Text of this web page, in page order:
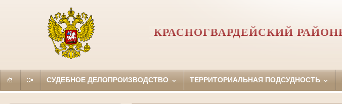
КРАСНОГВАРДЕЙСКИЙ
СУДЕБНОЕ ДЕЛОПРОИЗВОДСТВО ТЕРРИТОРИАЛЬНАЯ ПОДСУДНОСТЬ